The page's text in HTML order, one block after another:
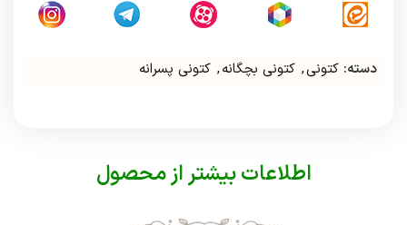
دسته: کتونی, کتونی بچگانه, کتونی پسرانه
اطلاعات بیشتر از محصول